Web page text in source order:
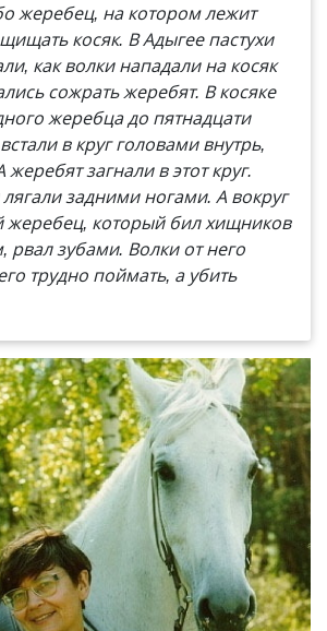
жеребец, на котором лежит
косяк. В Адыгее пастухи
как волки нападали на косяк
сожрать жеребят. В косяке
жеребца до пятнадцати
в круг головами внутрь,
загнали в этот круг.
задними ногами. А вокруг
жеребец, который бил хищников
рвал зубами. Волки от него
трудно поймать, а убить